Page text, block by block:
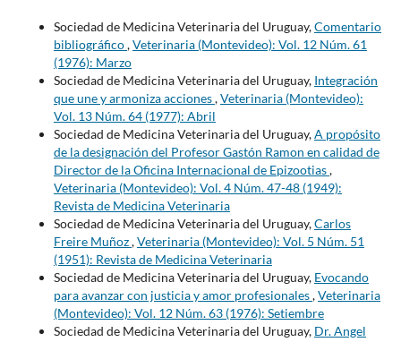
Sociedad de Medicina Veterinaria del Uruguay,Comentario
bibliográfico,Veterinaria (Montevideo): Vol. 12 Núm. 61
(1976): Marzo
Sociedad de Medicina Veterinaria del Uruguay, Integración
que une y armoniza acciones,Veterinaria (Montevideo):
Vol. 13 Núm. 64 (1977): Abril
Sociedad de Medicina Veterinaria del Uruguay,A propósito
de la designación del Profesor Gastón Ramon en calidad de
Director de la Oficina Internacional de Epizootias,
Veterinaria (Montevideo): Vol. 4 Núm. 47-48 (1949):
Revista de Medicina Veterinaria
Sociedad de Medicina Veterinaria del Uruguay,Carlos
Freire Muñoz,Veterinaria (Montevideo): Vol. 5 Núm. 51
(1951): Revista de Medicina Veterinaria
Sociedad de Medicina Veterinaria del Uruguay, Evocando
para avanzar con justicia y amor profesionales,Veterinaria
(Montevideo): Vol. 12 Núm. 63 (1976): Setiembre
Sociedad de Medicina Veterinaria del Uruguay, Dr. Angel